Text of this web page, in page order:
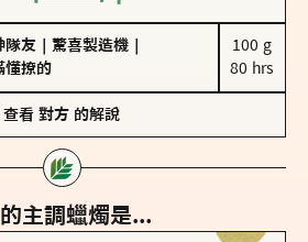
隊友 驚喜製造機
懂撩的
100 g
80 hrs
查看 對方 的解說
的主調蠟燭是...